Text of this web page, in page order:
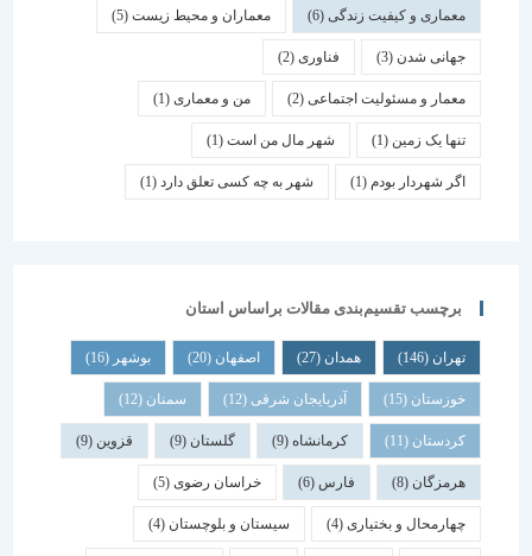
معماری و کیفیت زندگی(6) معماران و محیط زیست(5)
جهانی شدن(3) فناوری (2)
معمار و مسئولیت اجتماعی (2) من و معماری (1)
تنها یک زمین(1) شهر مال من است(1)
اگر شهردار بودم (1) شهر به چه کسی تعلق دارد(1)
برچسب تقسیم‌بندی مقالات براساس استان
همدان اصفهان (20) بوشهر
خوزستان(15) آذربایجان شرقی(12) سمنان (12)
کردستان(11) کرمانشاه(9) گلستان (9) قزوین
هرمزگان(8) فارس خراسان رضوی(5)
چهارمحال و بختیاری (4) سیستان و بلوچستان(4)